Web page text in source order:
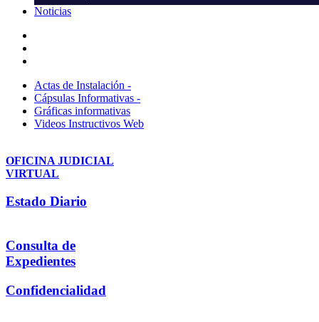
Noticias
Actas de Instalación -
Cápsulas Informativas -
Gráficas informativas
Videos Instructivos Web
OFICINA JUDICIAL
VIRTUAL
Estado Diario
Consulta de
Expedientes
Confidencialidad